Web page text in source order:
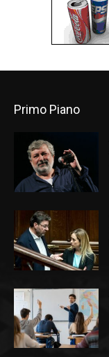
Primo Piano